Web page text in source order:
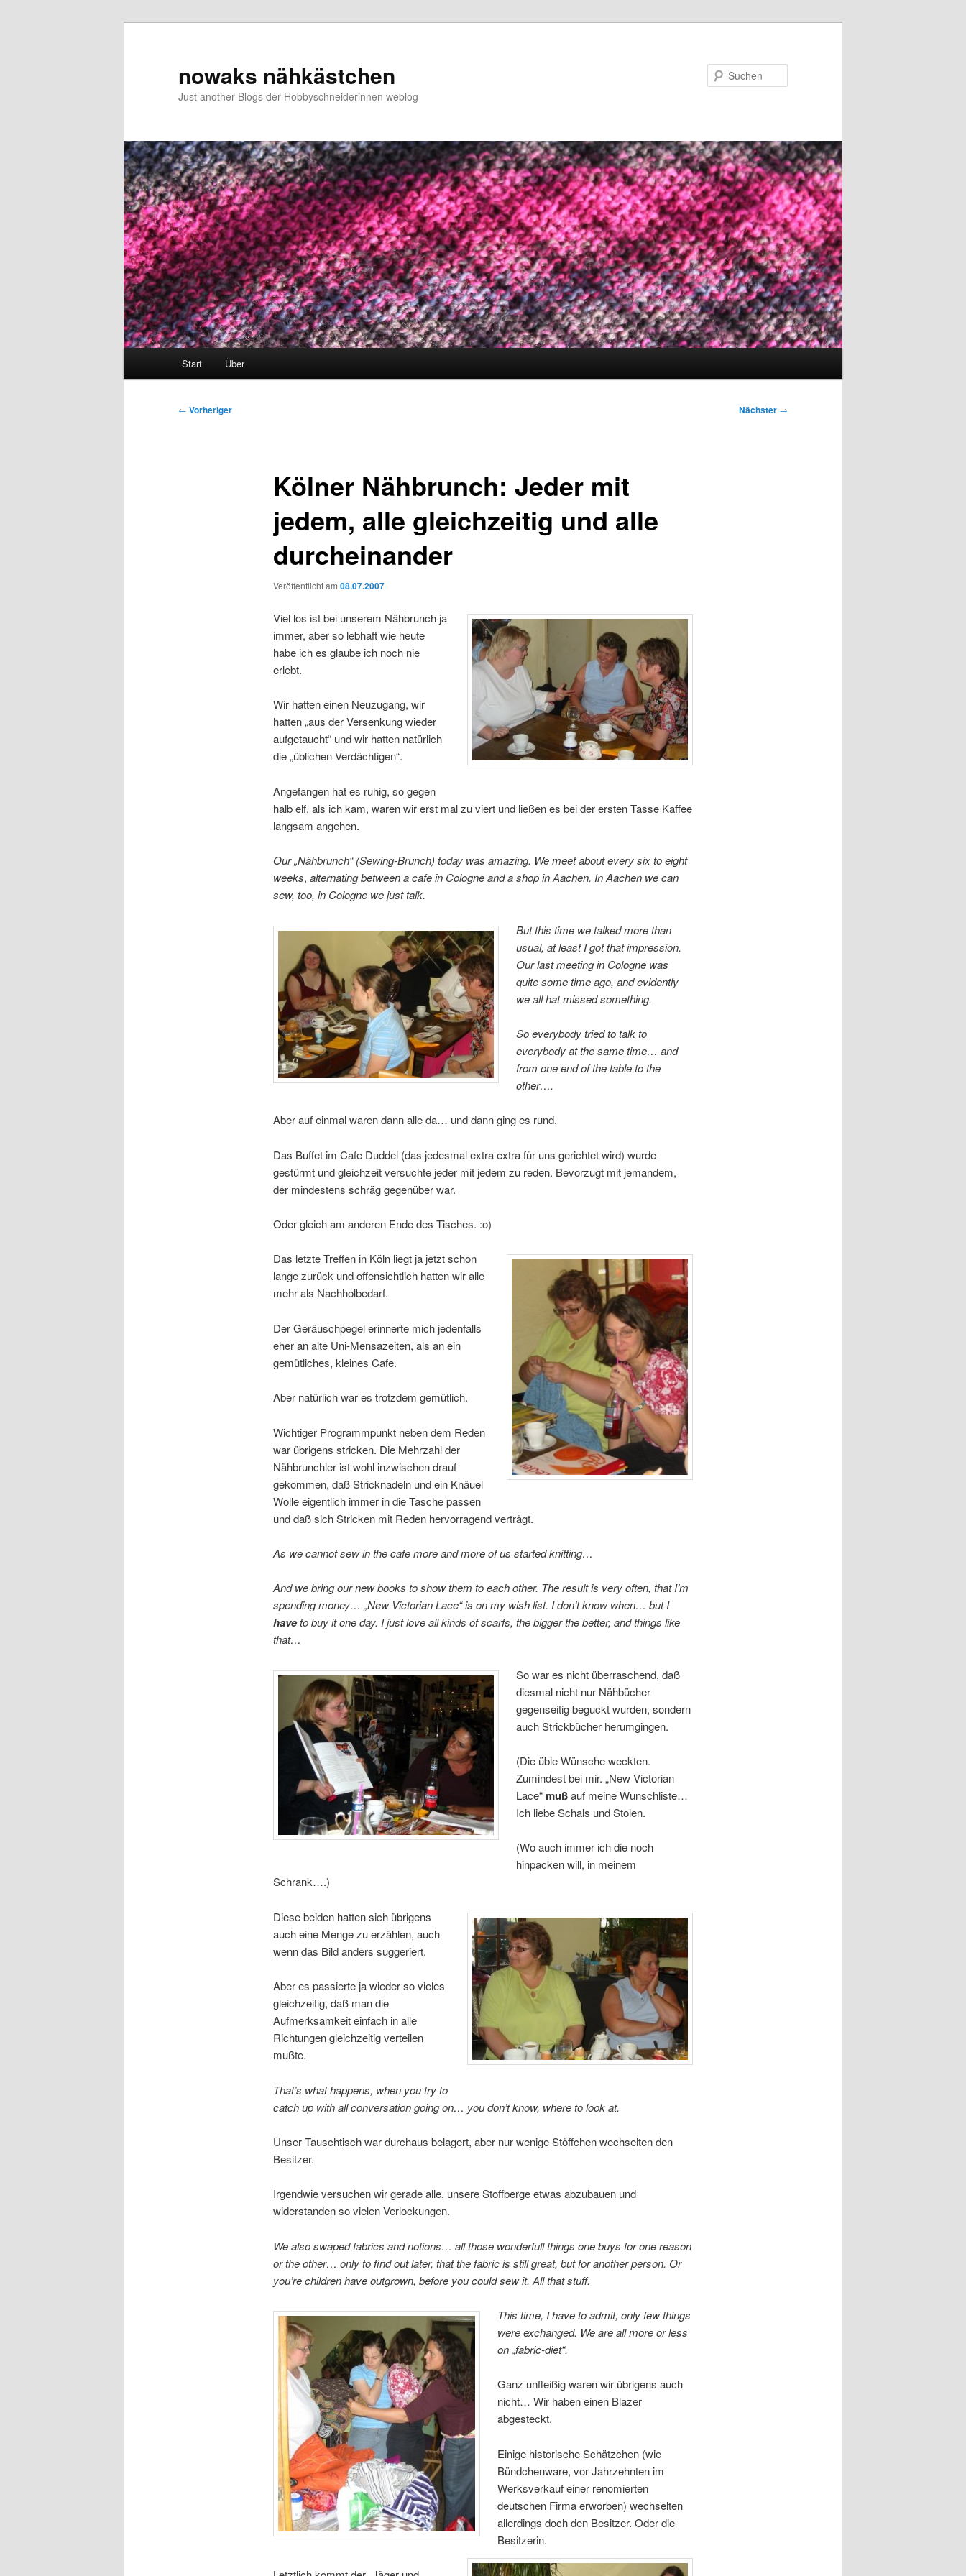
nowaks nähkästchen
Just another Blogs der Hobbyschneiderinnen weblog
Start Über
Beitragsnavigation
← Vorheriger Nächster →
Kölner Nähbrunch: Jeder mit
jedem, alle gleichzeitig und alle
durcheinander
Veröffentlicht am 08.07.2007
Viel los ist bei unserem Nähbrunch ja
immer, aber so lebhaft wie heute
habe ich es glaube ich noch nie
erlebt.
Wir hatten einen Neuzugang, wir
hatten „aus der Versenkung wieder
aufgetaucht“ und wir hatten natürlich
die „üblichen Verdächtigen“.
Angefangen hat es ruhig, so gegen
halb elf, als ich kam, waren wir erst mal zu viert und ließen es bei der ersten Tasse Kaffee
langsam angehen.
Our „Nähbrunch“ (Sewing-Brunch) today was amazing. We meet about every six to eight
weeks, alternating between a cafe in Cologne and a shop in Aachen. In Aachen we can
sew, too, in Cologne we just talk.
But this time we talked more than
usual, at least I got that impression.
Our last meeting in Cologne was
quite some time ago, and evidently
we all hat missed something.
So everybody tried to talk to
everybody at the same time… and
from one end of the table to the
other….
Aber auf einmal waren dann alle da… und dann ging es rund.
Das Buffet im Cafe Duddel (das jedesmal extra extra für uns gerichtet wird) wurde
gestürmt und gleichzeit versuchte jeder mit jedem zu reden. Bevorzugt mit jemandem,
der mindestens schräg gegenüber war.
Oder gleich am anderen Ende des Tisches. :o)
Das letzte Treffen in Köln liegt ja jetzt schon
lange zurück und offensichtlich hatten wir alle
mehr als Nachholbedarf.
Der Geräuschpegel erinnerte mich jedenfalls
eher an alte Uni-Mensazeiten, als an ein
gemütliches, kleines Cafe.
Aber natürlich war es trotzdem gemütlich.
Wichtiger Programmpunkt neben dem Reden
war übrigens stricken. Die Mehrzahl der
Nähbrunchler ist wohl inzwischen drauf
gekommen, daß Stricknadeln und ein Knäuel
Wolle eigentlich immer in die Tasche passen
und daß sich Stricken mit Reden hervorragend verträgt.
As we cannot sew in the cafe more and more of us started knitting…
And we bring our new books to show them to each other. The result is very often, that I’m
spending money… „New Victorian Lace“ is on my wish list. I don’t know when… but I
haveto buy it one day. I just love all kinds of scarfs, the bigger the better, and things like
that…
So war es nicht überraschend, daß
diesmal nicht nur Nähbücher
gegenseitig beguckt wurden, sondern
auch Strickbücher herumgingen.
(Die üble Wünsche weckten.
Zumindest bei mir. „New Victorian
Lace“ mußauf meine Wunschliste…
Ich liebe Schals und Stolen.
(Wo auch immer ich die noch
hinpacken will, in meinem
Schrank….)
Diese beiden hatten sich übrigens
auch eine Menge zu erzählen, auch
wenn das Bild anders suggeriert.
Aber es passierte ja wieder so vieles
gleichzeitig, daß man die
Aufmerksamkeit einfach in alle
Richtungen gleichzeitig verteilen
mußte.
That’s what happens, when you try to
catch up with all conversation going on… you don’t know, where to look at.
Unser Tauschtisch war durchaus belagert, aber nur wenige Stöffchen wechselten den
Besitzer.
Irgendwie versuchen wir gerade alle, unsere Stoffberge etwas abzubauen und
widerstanden so vielen Verlockungen.
We also swaped fabrics and notions… all those wonderfull things one buys for one reason
or the other… only to find out later, that the fabric is still great, but for another person. Or
you’re children have outgrown, before you could sew it. All that stuff.
This time, I have to admit, only few things
were exchanged. We are all more or less
on „fabric-diet“.
Ganz unfleißig waren wir übrigens auch
nicht… Wir haben einen Blazer
abgesteckt.
Einige historische Schätzchen (wie
Bündchenware, vor Jahrzehnten im
Werksverkauf einer renomierten
deutschen Firma erworben) wechselten
allerdings doch den Besitzer. Oder die
Besitzerin.